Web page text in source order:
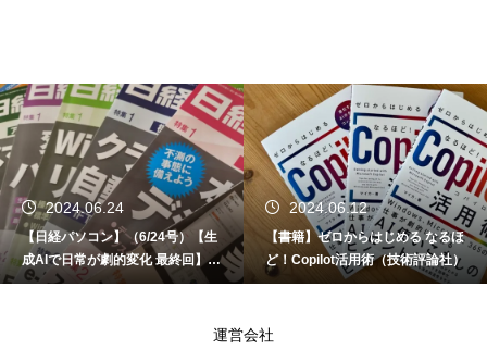
2024.06.24
【日経パソコン】（6/24号）【生
成AIで日常が劇的変化 最終回】 A
I時代のアプリケーション／サービ
2024.06.12
【書籍】ゼロからはじめる なるほ
ど！Copilot活用術（技術評論社）
運営会社